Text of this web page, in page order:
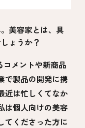
美容家とは、具
ょうか？
メントや新商品
で製品の開発に携
近は忙しくてなか
は個人向けの美容
てくださった方に